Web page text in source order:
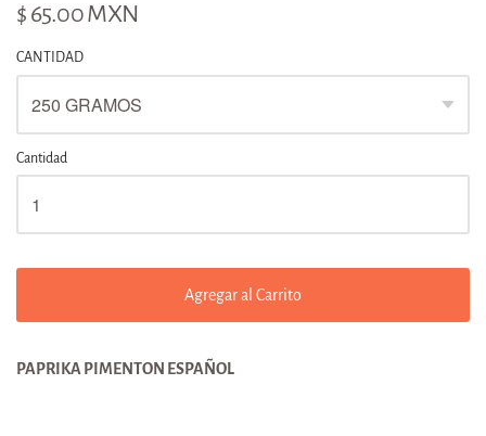
$ 65.00 MXN
CANTIDAD
Cantidad
Agregar al Carrito
PAPRIKA PIMENTON ESPAÑOL